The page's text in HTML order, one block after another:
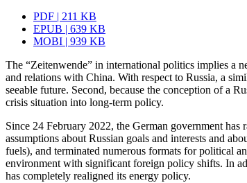
PDF | 211 KB
EPUB | 639 KB
MOBI | 939 KB
The “Zeitenwende” in international politics implies a
and relations with China. With respect to Russia, a
seeable future. Second, because the conception of a
crisis situation into long-term policy.
Since 24 February 2022, the German gov­ern­ment
assumptions about Russian goals and inter­ests and
fuels), and terminated numerous formats for political
environment with significant foreign policy shifts. In
has completely realigned its energy policy.